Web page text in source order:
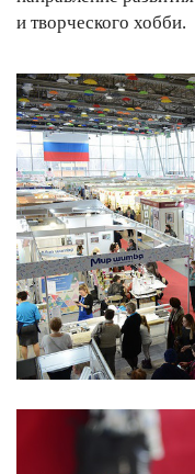
и творческого хобби.